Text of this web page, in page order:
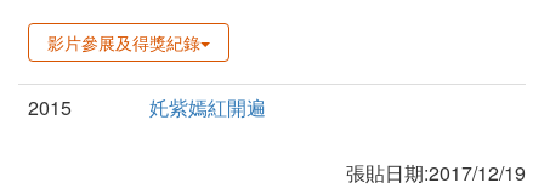
影片參展及得獎紀錄
2015 奼紫嫣紅開遍
張貼日期:2017/12/19